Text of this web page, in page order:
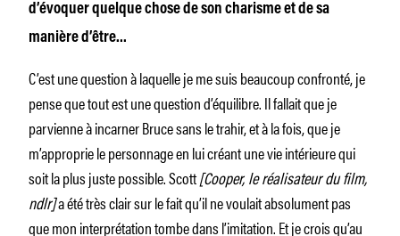
d’évoquer quelque chose de son charisme et de sa
manière d’être…
C’est une question à laquelle je me suis beaucoup confronté, je
pense que tout est une question d’équilibre. Il fallait que je
parvienne à incarner Bruce sans le trahir, et à la fois, que je
m’approprie le personnage en lui créant une vie intérieure qui
soit la plus juste possible. Scott[Cooper, le réalisateur du film,
ndlr]a été très clair sur le fait qu’il ne voulait absolument pas
que mon interprétation tombe dans l’imitation. Et je crois qu’au